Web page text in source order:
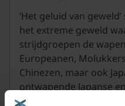
‘Het geluid van
het extreme geweld
strijdgroepen de
Europeanen,
Chinezen, maar ook
ontwapende Japanse
Bovendien plaatst dit